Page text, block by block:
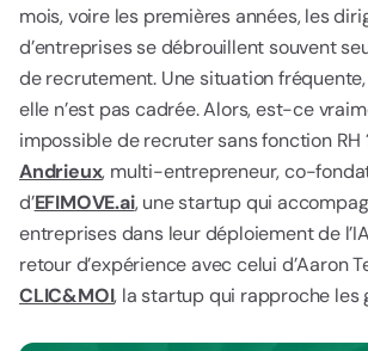
mois, voire les premières années, les
d’entreprises se débrouillent souvent
de recrutement. Une situation
elle n’est pas cadrée. Alors, est-ce
impossible de recruter sans fonction RH
Andrieux, multi-entrepreneur, co-
d’EFIMOVE.ai, une startup qui
entreprises dans leur déploiement de
retour d’expérience avec celui d’Aaron
CLIC&MOI, la startup qui rapproche les